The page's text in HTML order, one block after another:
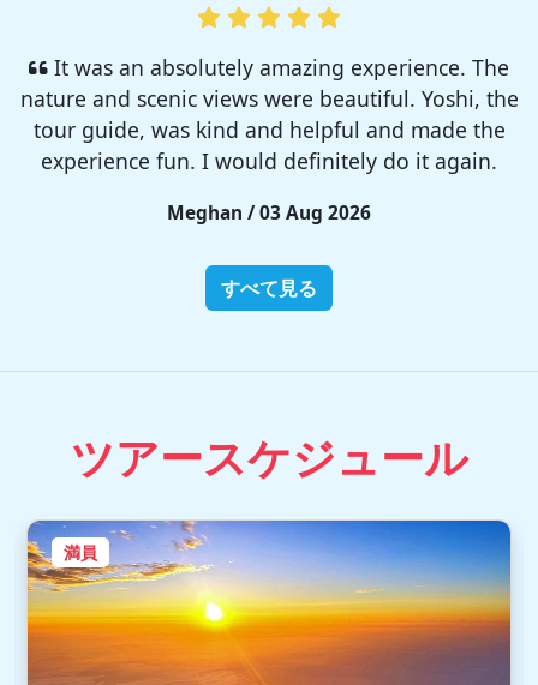
I enjoyed so much! I rented a tent from TSC,
That was strong and big enough. The camp site
was so nice but you need to bring bug spray for
sure!!
Rieko / 28 Jul 2026
すべて見る
ツアースケジュール
満員